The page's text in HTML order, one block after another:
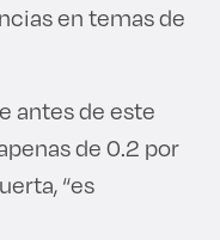
en temas de
antes de este
de 0.2 por
“es